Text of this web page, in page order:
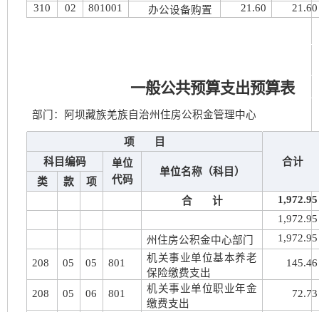
310
02 801001 办公设备购置 21.60 21.60
一般公共预算支出预算表
部门：阿坝藏族羌族自治州住房公积金管理中心
项 目
合计
科目编码
单位
代码
单位名称（科目）
类
款
项
合 计
1,972.95
1,972.95
州住房公积金中心部门
1,972.95
208 05 05 801
机关事业单位基本养老
保险缴费支出
145.46
208 05 06 801
机关事业单位职业年金
缴费支出
72.73